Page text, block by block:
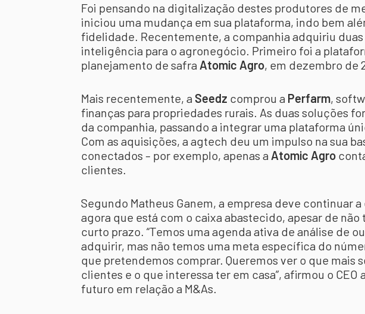
Foi pensando na digitalização destes produtores de
iniciou uma mudança em sua plataforma, indo bem
fidelidade. Recentemente, a companhia adquiriu
inteligência para o agronegócio. Primeiro foi a
planejamento de safra Atomic Agro, em dezembro de
Mais recentemente, a Seedz comprou a Perfarm,
finanças para propriedades rurais. As duas soluções
da companhia, passando a integrar uma plataforma
Com as aquisições, a agtech deu um impulso na sua
conectados – por exemplo, apenas a Atomic Agro
clientes.
Segundo Matheus Ganem, a empresa deve continuar
agora que está com o caixa abastecido, apesar de
curto prazo. “Temos uma agenda ativa de análise de
adquirir, mas não temos uma meta específica do
que pretendemos comprar. Queremos ver o que mais
clientes e o que interessa ter em casa”, afirmou o CEO
futuro em relação a M&As.